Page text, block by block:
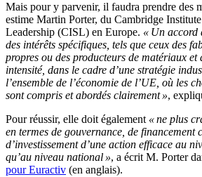
Mais pour y parvenir, il faudra prendre des
estime Martin Porter, du Cambridge
Leadership (CISL) en Europe. « Un accord
des intérêts spécifiques, tels que ceux des
propres ou des producteurs de matériaux et
intensité, dans le cadre d’une stratégie
l’ensemble de l’économie de l’UE, où les
sont compris et abordés clairement »,
Pour réussir, elle doit également « ne plus
en termes de gouvernance, de financement
d’investissement d’une action efficace au
qu’au niveau national », a écrit M. Porter
pour Euractiv (en anglais).